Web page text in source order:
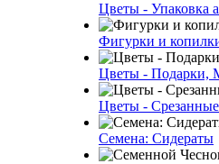
Цветы - Упаковка
Фигурки и
Цветы - Подарки,
Цветы -
Семена: Сидераты